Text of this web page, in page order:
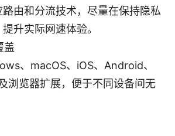
由和分流技术，尽量在保持隐私
升实际网速体验。
盖
、macOS、iOS、Android、
浏览器扩展，便于不同设备间无